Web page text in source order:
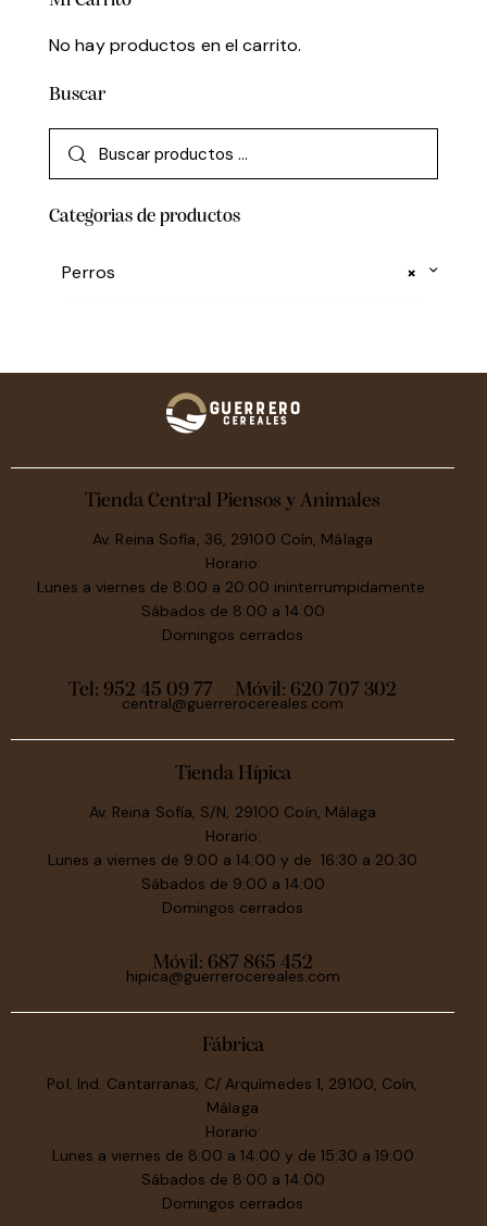
No hay productos en el carrito.
Buscar
Categorias de productos
×
Perros
Tienda Central Piensos y Animales
Av. Reina Sofía, 36, 29100 Coín, Málaga
Horario:
Lunes a viernes de 8:00 a 20:00 ininterrumpidamente.
Sábados de 8:00 a 14:00
Domingos cerrados
Tel: 952 45 09 77 Móvil: 620 707 302
central@guerrerocereales.com
Tienda Hípica
Av. Reina Sofía, S/N, 29100 Coín, Málaga
Horario:
Lunes a viernes de 9:00 a 14:00 y de 16:30 a 20:30
Sábados de 9:00 a 14:00
Domingos cerrados
Móvil: 687 865 452
hipica@guerrerocereales.com
Fábrica
Pol. Ind. Cantarranas, C/ Arquímedes 1, 29100, Coín,
Málaga
Horario:
Lunes a viernes de 8:00 a 14:00 y de 15:30 a 19:00
Sábados de 8:00 a 14:00
Domingos cerrados